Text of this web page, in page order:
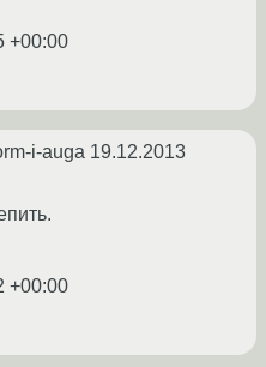
+00:00
i-auga 19.12.2013
+00:00